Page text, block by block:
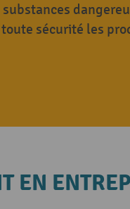
sécurité les
EN